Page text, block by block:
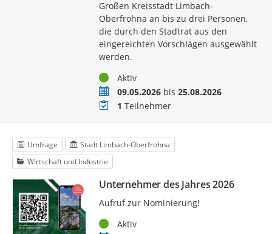
Großen Kreisstadt Limbach-
Oberfrohna an bis zu drei Personen,
die durch den Stadtrat aus den
eingereichten Vorschlägen ausgewählt
werden.
StatusAktiv
Zeitraum09.05.2026bis 25.08.2026
Teilnehmer
1 Teilnehmer
Umfrage
Stadt Limbach-Oberfrohna
Wirtschaft und Industrie
Unternehmer des Jahres 2026
Aufruf zur Nominierung!
StatusAktiv